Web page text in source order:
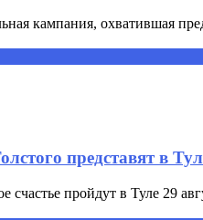
кампания, охватившая
представят в
пройдут в Туле 29